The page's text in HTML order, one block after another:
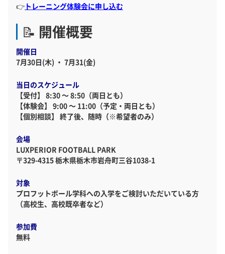
👉 トレーニング体験会に申し込む
📝 開催概要
開催日
7月30日(木) ・ 7月31(金)
当日のスケジュール
【受付】 8:30 ～ 8:50（両日とも）
【体験会】 9:00 ～ 11:00（予定・両日とも）
【個別相談】 終了後、随時（※希望者のみ）
会場
LUXPERIOR FOOTBALL PARK
〒329-4315 栃木県栃木市岩舟町三谷1038-1
対象
プロフットボール学科への入学をご検討いただいている方
（高校生、高校既卒者など）
参加費
無料